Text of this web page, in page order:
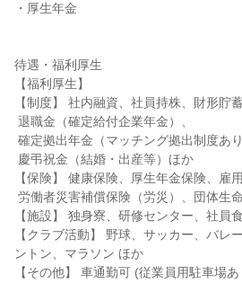
・厚生年金
待遇・福利厚生
【福利厚生】
【制度】 社内融資、社員持株、財形貯
【保険】 健康保険、厚生年金保険、雇用
【施設】 独身寮、研修センター、社員
【クラブ活動】 野球、サッカー、バレ
ントン、マラソン ほか
【その他】 車通勤可 (従業員用駐車場あ